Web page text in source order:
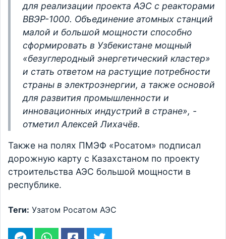
для реализации проекта АЭС с реакторами
ВВЭР-1000. Объединение атомных станций
малой и большой мощности способно
сформировать в Узбекистане мощный
«безуглеродный энергетический кластер»
и стать ответом на растущие потребности
страны в электроэнергии, а также основой
для развития промышленности и
инновационных индустрий в стране», -
отметил Алексей Лихачёв.
Также на полях ПМЭФ «Росатом» подписал
дорожную карту с Казахстаном по проекту
строительства АЭС большой мощности в
республике.
Теги: Узатом Росатом АЭС